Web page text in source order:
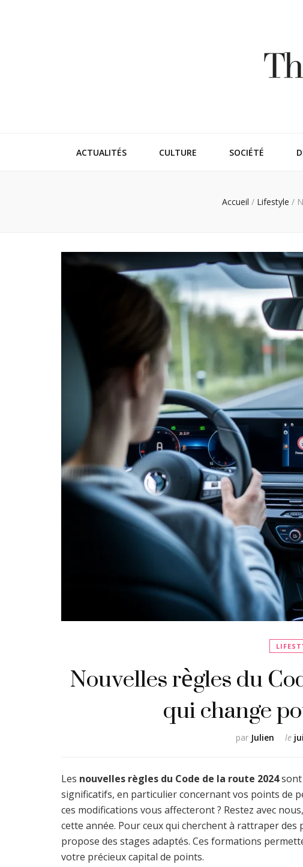
ACTUALITÉS CULTURE SOCIÉTÉ
Accueil / Lifestyle /
Nouvelles règles du
qui change
par Julien le
Les nouvelles règles du Code de la route 2024sont
significatifs, en particulier concernant vos points de
ces modifications vous affecteront ? Restez avec
cette année. Pour ceux qui cherchent à rattraper des
propose des stages adaptés. Ces formations
votre précieux capital de points.